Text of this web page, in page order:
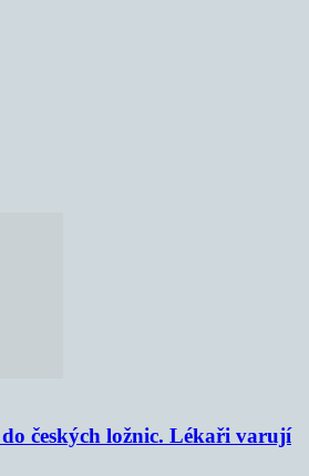
českých ložnic. Lékaři varují